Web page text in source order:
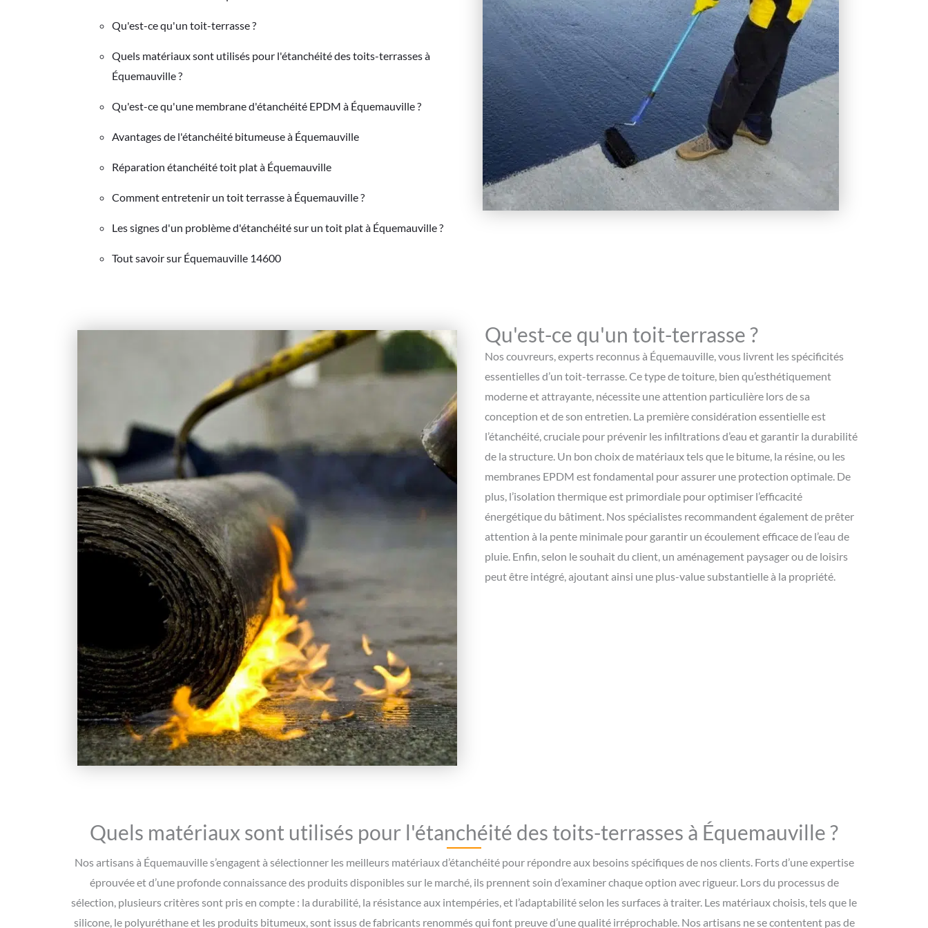
Qu'est-ce qu'un toit-terrasse ?
Quels matériaux sont utilisés pour l'étanchéité des toits-terrasses à
Équemauville ?
Qu'est-ce qu'une membrane d'étanchéité EPDM à Équemauville ?
Avantages de l'étanchéité bitumeuse à Équemauville
Réparation étanchéité toit plat à Équemauville
Comment entretenir un toit terrasse à Équemauville ?
Les signes d'un problème d'étanchéité sur un toit plat à Équemauville ?
Tout savoir sur Équemauville 14600
Qu'est-ce qu'un toit-terrasse ?
Nos couvreurs, experts reconnus à Équemauville, vous livrent les spécificités
essentielles d’un toit-terrasse. Ce type de toiture, bien qu’esthétiquement
moderne et attrayante, nécessite une attention particulière lors de sa
conception et de son entretien. La première considération essentielle est
l’étanchéité, cruciale pour prévenir les infiltrations d’eau et garantir la durabilité
de la structure. Un bon choix de matériaux tels que le bitume, la résine, ou les
membranes EPDM est fondamental pour assurer une protection optimale. De
plus, l’isolation thermique est primordiale pour optimiser l’efficacité
énergétique du bâtiment. Nos spécialistes recommandent également de prêter
attention à la pente minimale pour garantir un écoulement efficace de l’eau de
pluie. Enfin, selon le souhait du client, un aménagement paysager ou de loisirs
peut être intégré, ajoutant ainsi une plus-value substantielle à la propriété.
Quels matériaux sont utilisés pour l'étanchéité des toits-terrasses à Équemauville ?
Nos artisans à Équemauville s’engagent à sélectionner les meilleurs matériaux d’étanchéité pour répondre aux besoins spécifiques de nos clients. Forts d’une expertise
éprouvée et d’une profonde connaissance des produits disponibles sur le marché, ils prennent soin d’examiner chaque option avec rigueur. Lors du processus de
sélection, plusieurs critères sont pris en compte : la durabilité, la résistance aux intempéries, et l’adaptabilité selon les surfaces à traiter. Les matériaux choisis, tels que le
silicone, le polyuréthane et les produits bitumeux, sont issus de fabricants renommés qui font preuve d’une qualité irréprochable. Nos artisans ne se contentent pas de